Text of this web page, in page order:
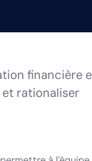
financière
rationaliser